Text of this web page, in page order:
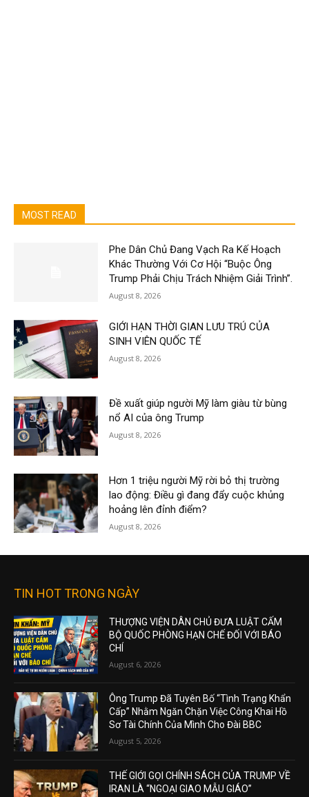
MOST READ
Phe Dân Chủ Đang Vạch Ra Kế Hoạch
Khác Thường Với Cơ Hội “Buộc Ông
Trump Phải Chịu Trách Nhiệm Giải Trình”.
August 8, 2026
GIỚI HẠN THỜI GIAN LƯU TRÚ CỦA
SINH VIÊN QUỐC TẾ
August 8, 2026
Đề xuất giúp người Mỹ làm giàu từ bùng
nổ AI của ông Trump
August 8, 2026
Hơn 1 triệu người Mỹ rời bỏ thị trường
lao động: Điều gì đang đẩy cuộc khủng
hoảng lên đỉnh điểm?
August 8, 2026
TIN HOT TRONG NGÀY
THƯỢNG VIỆN DÂN CHỦ ĐƯA LUẬT CẤM
BỘ QUỐC PHÒNG HẠN CHẾ ĐỐI VỚI BÁO
CHÍ
August 6, 2026
Ông Trump Đã Tuyên Bố “Tình Trạng Khẩn
Cấp” Nhằm Ngăn Chặn Việc Công Khai Hồ
Sơ Tài Chính Của Mình Cho Đài BBC
August 5, 2026
THẾ GIỚI GỌI CHÍNH SÁCH CỦA TRUMP VỀ
IRAN LÀ “NGOẠI GIAO MẪU GIÁO”